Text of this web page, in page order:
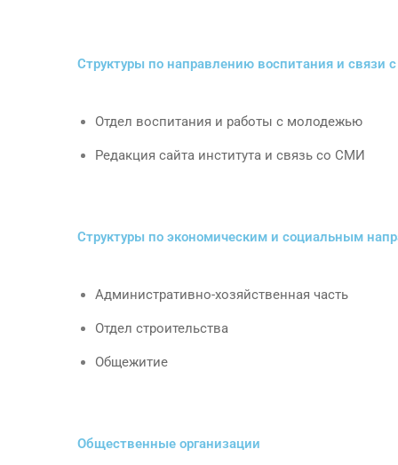
Структуры по направлению воспитания и связи
Отдел воспитания и работы с молодежью
Редакция сайта института и связь со СМИ
Структуры по экономическим и социальным
Административно-хозяйственная часть
Отдел строительства
Общежитие
Общественные организации